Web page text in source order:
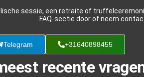
sessie, een retraite of
FAQ-sectie door of neem
Telegram +31640898455
recente